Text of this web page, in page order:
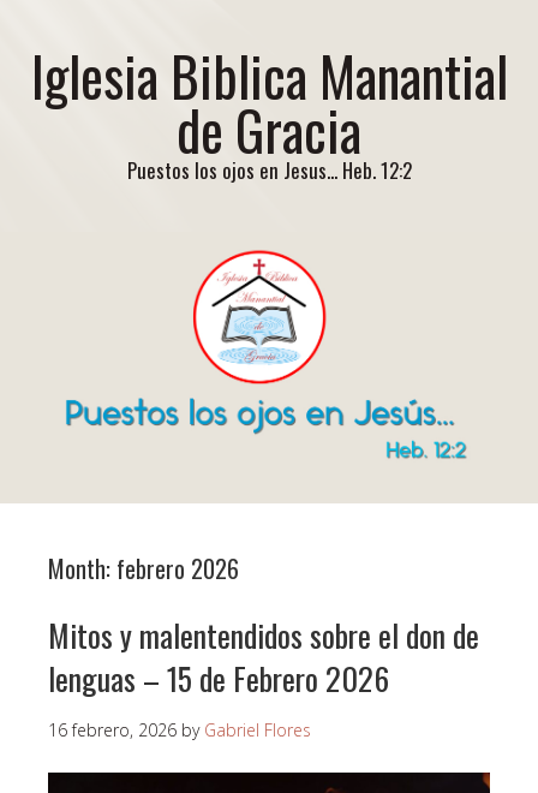
Iglesia Biblica Manantial
de Gracia
Puestos los ojos en Jesus... Heb. 12:2
Month: febrero 2026
Mitos y malentendidos sobre el don de
lenguas – 15 de Febrero 2026
16 febrero, 2026 by Gabriel Flores